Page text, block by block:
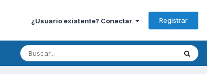
¿Usuario existente? Conectar Registrar